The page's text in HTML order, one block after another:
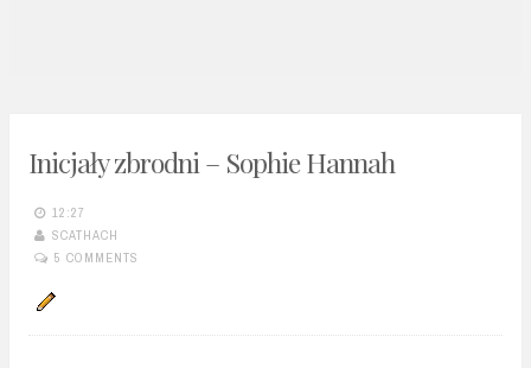
Inicjały zbrodni – Sophie Hannah
12:27
SCATHACH
5 COMMENTS